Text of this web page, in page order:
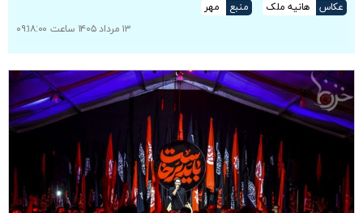
عکاس هانیه ملک منبع
مهر
۱۳ مرداد ۱۴۰۵ ساعت ۰۹:۱۸:۰۰